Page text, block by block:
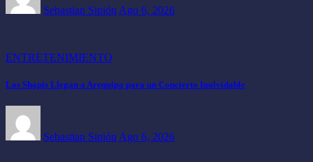
Sebastian Sipión Ago 6, 2026
ENTRETENIMIENTO
Los Shapis Llegan a Arequipa para un Concierto Inolvidable
Sebastian Sipión Ago 6, 2026